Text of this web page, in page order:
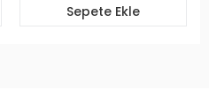
Sepete Ekle